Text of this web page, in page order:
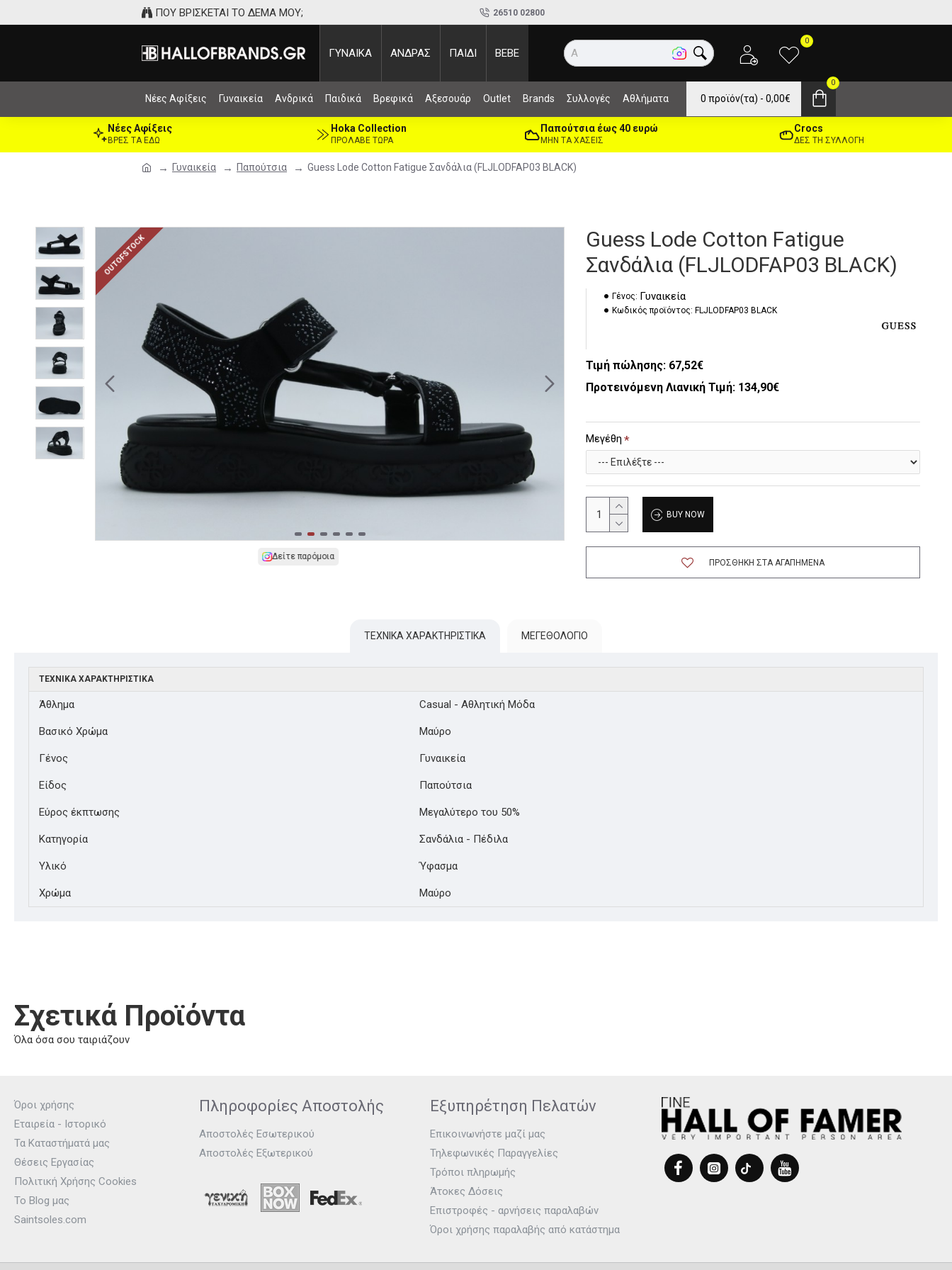
ΠΟΥ ΒΡΙΣΚΕΤΑΙ ΤΟ ΔΕΜΑ ΜΟΥ; 26510 02800
ΓΥΝΑΙΚΑ ΑΝΔΡΑΣ ΠΑΙΔΙ BEBE Αναζή
0
Νέες Αφίξεις Γυναικεία Ανδρικά Παιδικά Βρεφικά Αξεσουάρ Outlet Brands Συλλογές Αθλήματα 0 προϊόν(τα) - 0,00€
0
Γυναικεία Παπούτσια Guess Lode Cotton Fatigue Σανδάλια (FLJLODFAP03 BLACK)
Νέες Αφίξεις
ΒΡΕΣ ΤΑ ΕΔΩ
Hoka Collection
ΠΡΟΛΑΒΕ ΤΩΡΑ
Παπούτσια έως 40 ευρώ
ΜΗΝ ΤΑ ΧΑΣΕΙΣ
Crocs
ΔΕΣ ΤΗ ΣΥΛΛΟΓΗ
OUTOFSTOCK
Δείτε παρόμοια
Guess Lode Cotton Fatigue
Σανδάλια (FLJLODFAP03 BLACK)
Γένος: Γυναικεία
Κωδικός προϊόντος: FLJLODFAP03 BLACK
Τιμή πώλησης: 67,52€
Προτεινόμενη Λιανική Τιμή: 134,90€
Μεγέθη
BUY NOW
ΠΡΟΣΘΉΚΗ ΣΤΑ ΑΓΑΠΗΜΈΝΑ
ΤΕΧΝΙΚΑ ΧΑΡΑΚΤΗΡΙΣΤΙΚΑ ΜΕΓΕΘΟΛΌΓΙΟ
ΤΕΧΝΙΚΆ ΧΑΡΑΚΤΗΡΙΣΤΙΚΆ
Άθλημα Casual - Αθλητική Μόδα
Βασικό Χρώμα Μαύρο
Γένος Γυναικεία
Είδος Παπούτσια
Εύρος έκπτωσης Μεγαλύτερο του 50%
Κατηγορία Σανδάλια - Πέδιλα
Υλικό Ύφασμα
Χρώμα Μαύρο
Σχετικά Προϊόντα
Όλα όσα σου ταιριάζουν
Όροι χρήσης
Εταιρεία - Ιστορικό
Τα Καταστήματά μας
Θέσεις Εργασίας
Πολιτική Χρήσης Cookies
Το Blog μας
Saintsoles.com
Πληροφορίες Αποστολής
Αποστολές Εσωτερικού
Αποστολές Εξωτερικού
Εξυπηρέτηση Πελατών
Επικοινωνήστε μαζί μας
Τηλεφωνικές Παραγγελίες
Τρόποι πληρωμής
Άτοκες Δόσεις
Επιστροφές - αρνήσεις παραλαβών
Όροι χρήσης παραλαβής από κατάστημα